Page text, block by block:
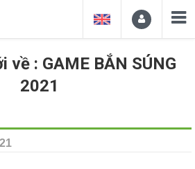
về : GAME BẮN SÚNG
2021